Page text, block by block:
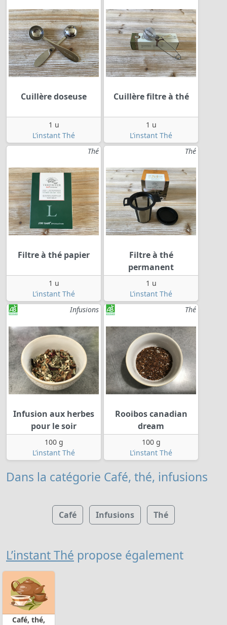
Cuillère doseuse
1 u
L’instant Thé
Cuillère filtre à thé
1 u
L’instant Thé
Thé
Filtre à thé papier
1 u
L’instant Thé
Thé
Filtre à thé
permanent
1 u
L’instant Thé
Infusions
Infusion aux herbes
pour le soir
100 g
L’instant Thé
Thé
Rooibos canadian
dream
100 g
L’instant Thé
Dans la catégorie Café, thé, infusions
Café Infusions Thé
L’instant Thé propose également
Café, thé,